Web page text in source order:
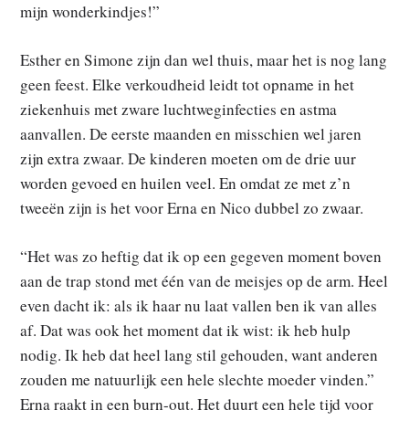
mijn wonderkindjes!”
Esther en Simone zijn dan wel thuis, maar het is nog lang
geen feest. Elke verkoudheid leidt tot opname in het
ziekenhuis met zware luchtweginfecties en astma
aanvallen. De eerste maanden en misschien wel jaren
zijn extra zwaar. De kinderen moeten om de drie uur
worden gevoed en huilen veel. En omdat ze met z’n
tweeën zijn is het voor Erna en Nico dubbel zo zwaar.
“Het was zo heftig dat ik op een gegeven moment boven
aan de trap stond met één van de meisjes op de arm. Heel
even dacht ik: als ik haar nu laat vallen ben ik van alles
af. Dat was ook het moment dat ik wist: ik heb hulp
nodig. Ik heb dat heel lang stil gehouden, want anderen
zouden me natuurlijk een hele slechte moeder vinden.”
Erna raakt in een burn-out. Het duurt een hele tijd voor